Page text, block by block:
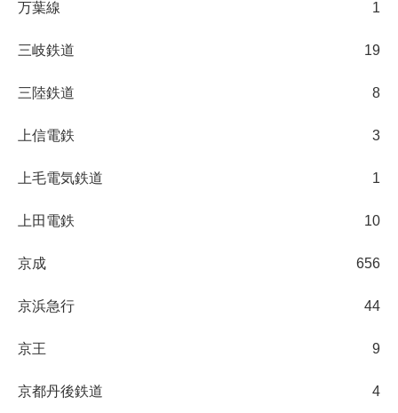
万葉線 1
三岐鉄道 19
三陸鉄道 8
上信電鉄 3
上毛電気鉄道 1
上田電鉄 10
京成 656
京浜急行 44
京王 9
京都丹後鉄道 4